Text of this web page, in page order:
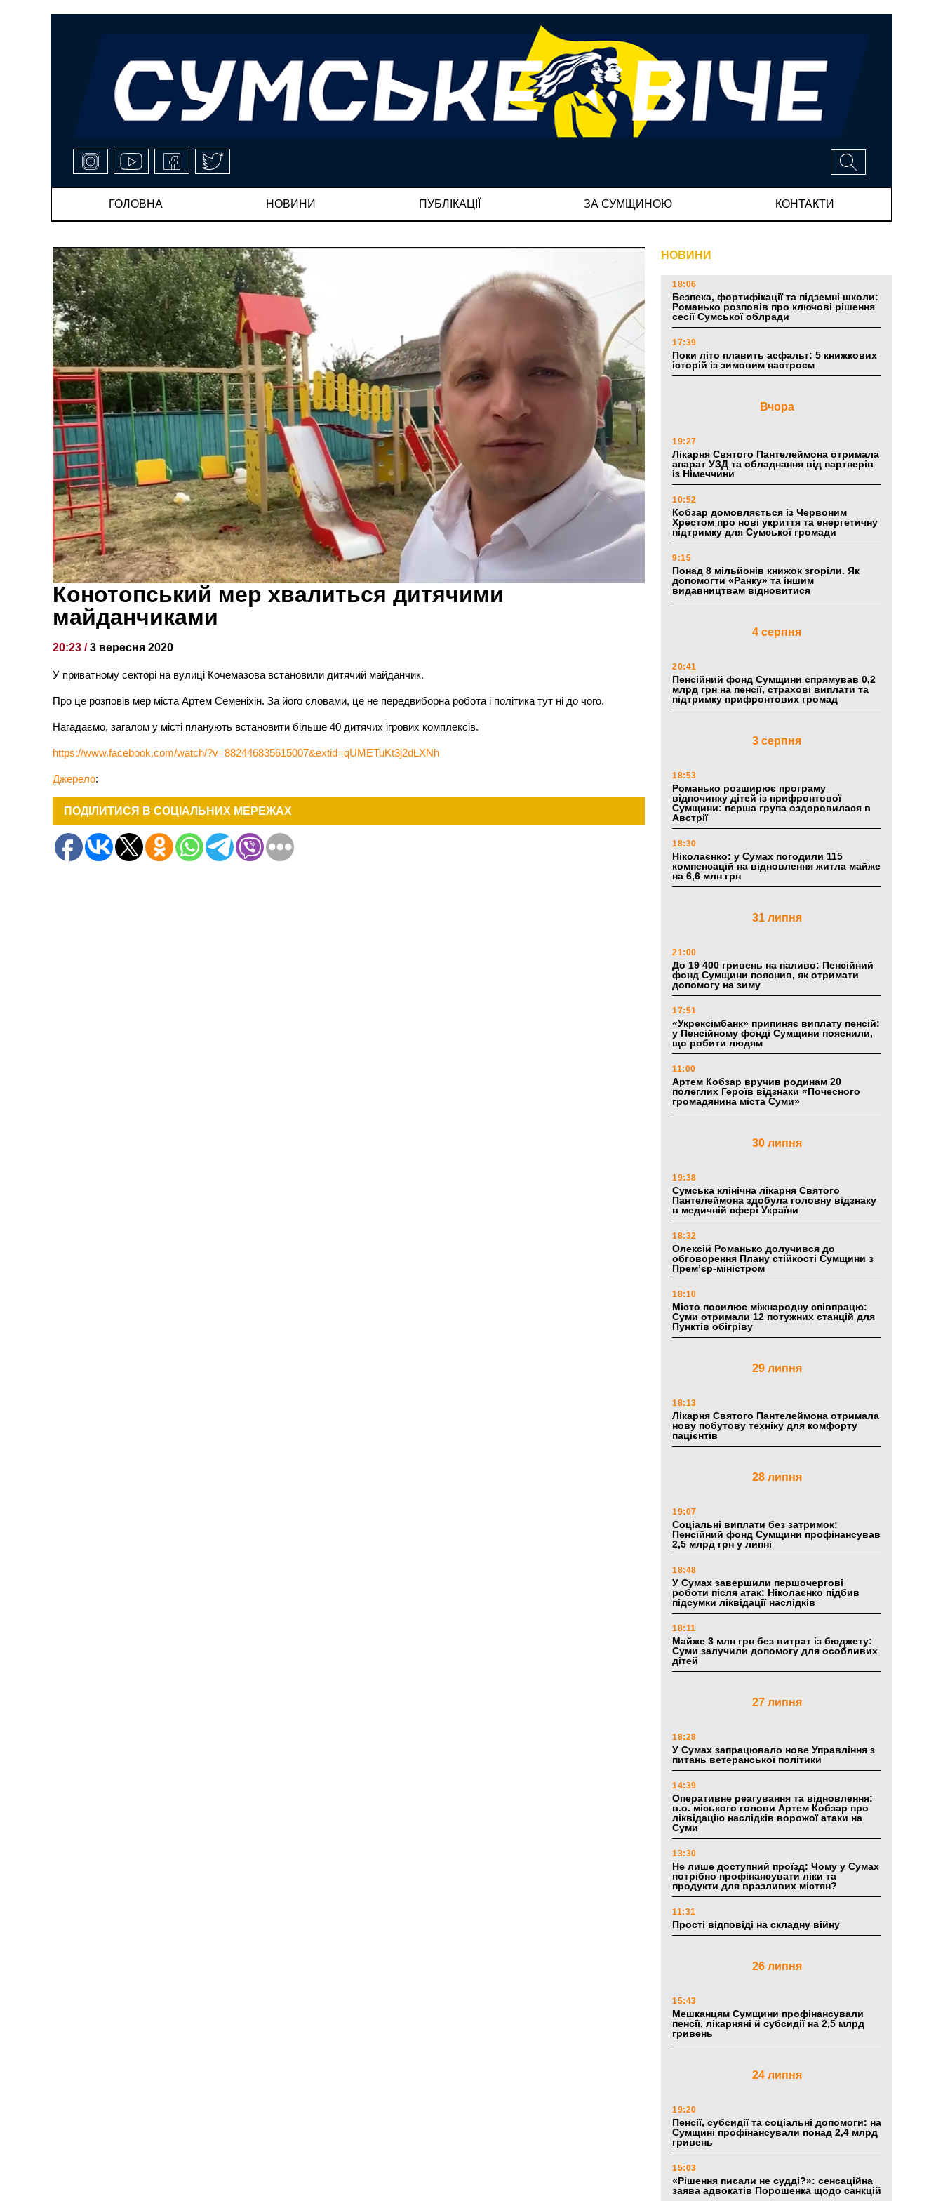
ГОЛОВНА НОВИНИ ПУБЛІКАЦІЇ ЗА СУМЩИНОЮ КОНТАКТИ
Конотопський мер хвалиться дитячими
майданчиками
20:23 /3 вересня 2020
У приватному секторі на вулиці Кочемазова встановили дитячий майданчик.
Про це розповів мер міста Артем Семеніхін. За його словами, це не передвиборна робота і політика тут ні до чого.
Нагадаємо, загалом у місті планують встановити більше 40 дитячих ігрових комплексів.
https://www.facebook.com/watch/?v=882446835615007&extid=qUMETuKt3j2dLXNh
Джерело:
ПОДІЛИТИСЯ В СОЦІАЛЬНИХ МЕРЕЖАХ
НОВИНИ
18:06
Безпека, фортифікації та підземні школи:
Романько розповів про ключові рішення
сесії Сумської облради
17:39
Поки літо плавить асфальт: 5 книжкових
історій із зимовим настроєм
Вчора
19:27
Лікарня Святого Пантелеймона отримала
апарат УЗД та обладнання від партнерів
із Німеччини
10:52
Кобзар домовляється із Червоним
Хрестом про нові укриття та енергетичну
підтримку для Сумської громади
9:15
Понад 8 мільйонів книжок згоріли. Як
допомогти «Ранку» та іншим
видавництвам відновитися
4 серпня
20:41
Пенсійний фонд Сумщини спрямував 0,2
млрд грн на пенсії, страхові виплати та
підтримку прифронтових громад
3 серпня
18:53
Романько розширює програму
відпочинку дітей із прифронтової
Сумщини: перша група оздоровилася в
Австрії
18:30
Ніколаєнко: у Сумах погодили 115
компенсацій на відновлення житла майже
на 6,6 млн грн
31 липня
21:00
До 19 400 гривень на паливо: Пенсійний
фонд Сумщини пояснив, як отримати
допомогу на зиму
17:51
«Укрексімбанк» припиняє виплату пенсій:
у Пенсійному фонді Сумщини пояснили,
що робити людям
11:00
Артем Кобзар вручив родинам 20
полеглих Героїв відзнаки «Почесного
громадянина міста Суми»
30 липня
19:38
Сумська клінічна лікарня Святого
Пантелеймона здобула головну відзнаку
в медичній сфері України
18:32
Олексій Романько долучився до
обговорення Плану стійкості Сумщини з
Прем’єр-міністром
18:10
Місто посилює міжнародну співпрацю:
Суми отримали 12 потужних станцій для
Пунктів обігріву
29 липня
18:13
Лікарня Святого Пантелеймона отримала
нову побутову техніку для комфорту
пацієнтів
28 липня
19:07
Соціальні виплати без затримок:
Пенсійний фонд Сумщини профінансував
2,5 млрд грн у липні
18:48
У Сумах завершили першочергові
роботи після атак: Ніколаєнко підбив
підсумки ліквідації наслідків
18:11
Майже 3 млн грн без витрат із бюджету:
Суми залучили допомогу для особливих
дітей
27 липня
18:28
У Сумах запрацювало нове Управління з
питань ветеранської політики
14:39
Оперативне реагування та відновлення:
в.о. міського голови Артем Кобзар про
ліквідацію наслідків ворожої атаки на
Суми
13:30
Не лише доступний проїзд: Чому у Сумах
потрібно профінансувати ліки та
продукти для вразливих містян?
11:31
Прості відповіді на складну війну
26 липня
15:43
Мешканцям Сумщини профінансували
пенсії, лікарняні й субсидії на 2,5 млрд
гривень
24 липня
19:20
Пенсії, субсидії та соціальні допомоги: на
Сумщині профінансували понад 2,4 млрд
гривень
15:03
«Рішення писали не судді?»: сенсаційна
заява адвокатів Порошенка щодо санкцій